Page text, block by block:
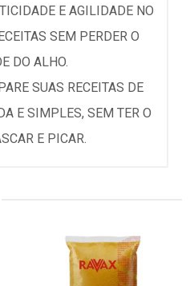
E AGILIDADE NO
SEM PERDER O
DO ALHO.
SUAS RECEITAS DE
E SIMPLES, SEM TER O
E PICAR.